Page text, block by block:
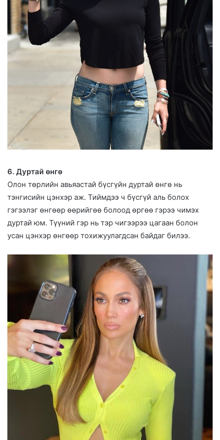
6. Дуртай өнгө
Олон төрлийн авьяастай бүсгүйн дуртай өнгө нь
тэнгисийн цэнхэр аж. Тиймдээ ч бүсгүй аль болох
гэгээлэг өнгөөр өөрийгөө болоод өргөө гэрээ чимэх
дуртай юм. Түүний гэр нь тэр чигээрээ цагаан болон
усан цэнхэр өнгөөр тохижуулагдсан байдаг билээ.